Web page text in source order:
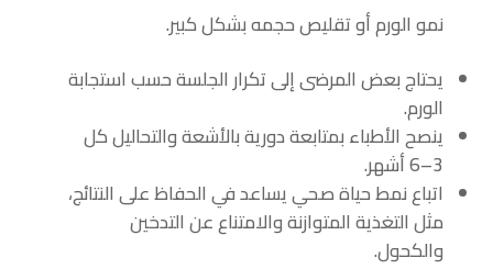
نمو الورم أو تقليص حجمه بشكل كبير.
يحتاج بعض المرضى إلى تكرار الجلسة حسب استجابة
الورم.
ينصح الأطباء بمتابعة دورية بالأشعة والتحاليل كل
3–6 أشهر.
اتباع نمط حياة صحي يساعد في الحفاظ على النتائج،
مثل التغذية المتوازنة والامتناع عن التدخين
والكحول.